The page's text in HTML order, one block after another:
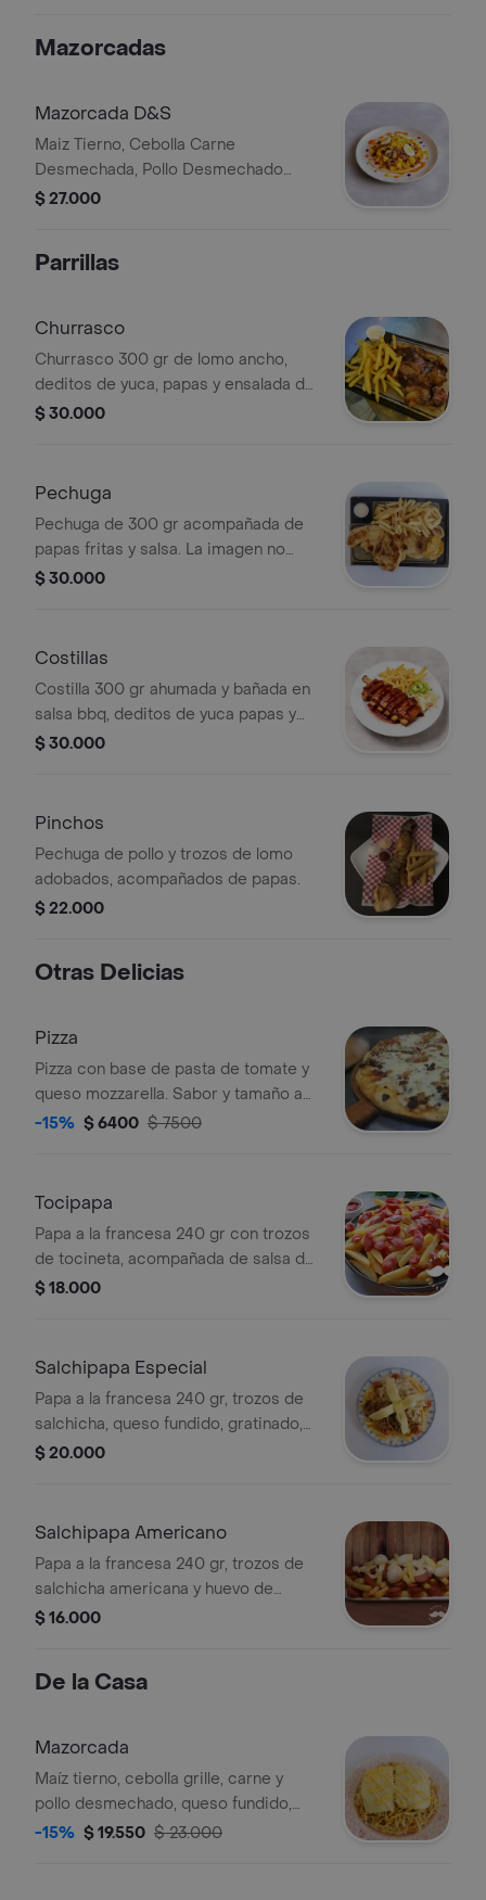
Mazorcadas
Mazorcada D&S
Maiz Tierno, Cebolla Carne
Desmechada, Pollo Desmechado
Queso Fundido Papa, Champinon,
$ 27.000
Parrillas
Churrasco
Churrasco 300 gr de lomo ancho,
deditos de yuca, papas y ensalada de
la casa.
$ 30.000
Pechuga
Pechuga de 300 gr acompañada de
papas fritas y salsa. La imagen no
muestra deditos de yuca ni ensalada.
$ 30.000
Costillas
Costilla 300 gr ahumada y bañada en
salsa bbq, deditos de yuca papas y
ensalada de la casa.
$ 30.000
Pinchos
Pechuga de pollo y trozos de lomo
adobados, acompañados de papas.
$ 22.000
Otras Delicias
Pizza
Pizza con base de pasta de tomate y
queso mozzarella. Sabor y tamaño a
elección.
-15% $ 6400 $ 7500
Tocipapa
Papa a la francesa 240 gr con trozos
de tocineta, acompañada de salsa de
queso cheddar y BBQ.
$ 18.000
Salchipapa Especial
Papa a la francesa 240 gr, trozos de
salchicha, queso fundido, gratinado,
carne y pollo desmechado, huevos de
$ 20.000
Salchipapa Americano
Papa a la francesa 240 gr, trozos de
salchicha americana y huevo de
codorniz.
$ 16.000
De la Casa
Mazorcada
Maíz tierno, cebolla grille, carne y
pollo desmechado, queso fundido,
salsas de ajo, de la casa y bbq, papa
-15% $ 19.550 $ 23.000